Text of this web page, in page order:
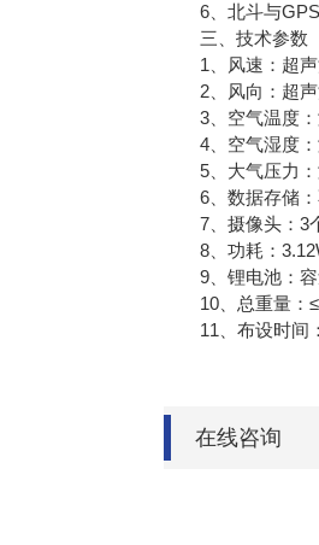
6、北斗与GPS
三、技术参数
1、风速：超声
2、风向：超声
3、空气温度：
4、空气湿度：
5、大气压力：
6、数据存储：
7、摄像头：3个
8、功耗：
9、锂电池：容
10、总重量：
11、布设时间：
在线咨询